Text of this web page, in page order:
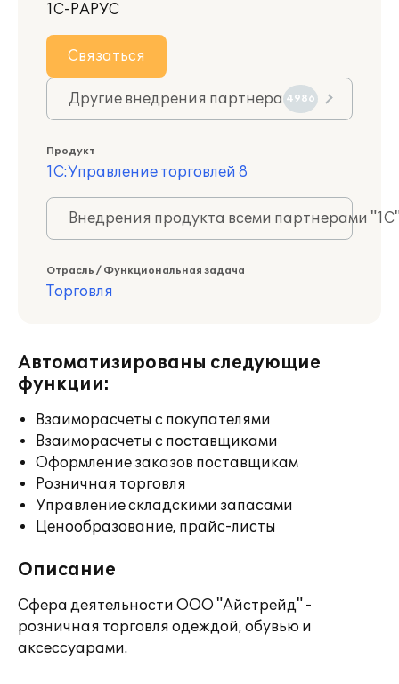
1С-РАРУС
Связаться
Другие внедрения партнера 4986
Продукт
1С:Управление торговлей 8
Внедрения продукта всеми партнерами
Отрасль / Функциональная задача
Торговля
Автоматизированы следующие
функции:
Взаиморасчеты с покупателями
Взаиморасчеты с поставщиками
Оформление заказов поставщикам
Розничная торговля
Управление складскими запасами
Ценообразование, прайс-листы
Описание
Сфера деятельности ООО "Айстрейд" -
розничная торговля одеждой, обувью и
аксессуарами.